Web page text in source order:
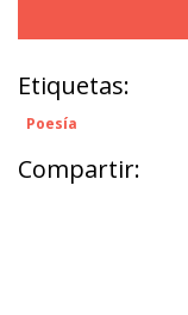
Etiquetas:
Poesía
Compartir: